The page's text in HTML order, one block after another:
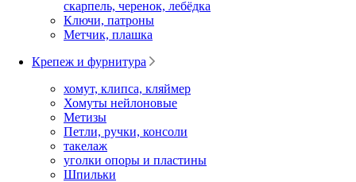
скарпель, черенок, лебёдка
Ключи, патроны
Метчик, плашка
Крепеж и фурнитура
хомут, клипса, кляймер
Хомуты нейлоновые
Метизы
Петли, ручки, консоли
такелаж
уголки опоры и пластины
Шпильки